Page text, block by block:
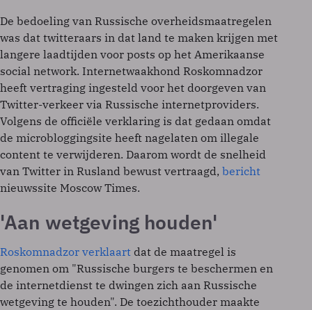
De bedoeling van Russische overheidsmaatregelen
was dat twitteraars in dat land te maken krijgen met
langere laadtijden voor posts op het Amerikaanse
social network. Internetwaakhond Roskomnadzor
heeft vertraging ingesteld voor het doorgeven van
Twitter-verkeer via Russische internetproviders.
Volgens de officiële verklaring is dat gedaan omdat
de microbloggingsite heeft nagelaten om illegale
content te verwijderen. Daarom wordt de snelheid
van Twitter in Rusland bewust vertraagd, bericht
nieuwssite Moscow Times.
'Aan wetgeving houden'
Roskomnadzor verklaart dat de maatregel is
genomen om "Russische burgers te beschermen en
de internetdienst te dwingen zich aan Russische
wetgeving te houden". De toezichthouder maakte